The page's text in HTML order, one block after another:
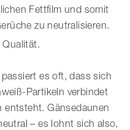
Fettfilm und somit
zu neutralisieren.
es oft, dass sich
Partikeln verbindet
entsteht. Gänsedaunen
– es lohnt sich also,